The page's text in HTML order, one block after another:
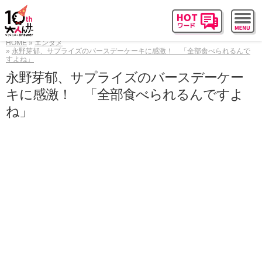
HOME
エンタメ
永野芽郁、サプライズのバースデーケーキに感激！ 「全部食べられるんで
すよね」
永野芽郁、サプライズのバースデーケー
キに感激！ 「全部食べられるんですよ
ね」